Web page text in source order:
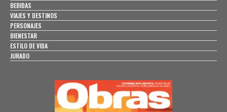
BEBIDAS
VIAJES Y DESTINOS
PERSONAJES
BIENESTAR
ESTILO DE VIDA
JURADO